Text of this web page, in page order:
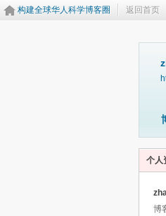
构建全球华人科学博客圈 返回首页
个人
博